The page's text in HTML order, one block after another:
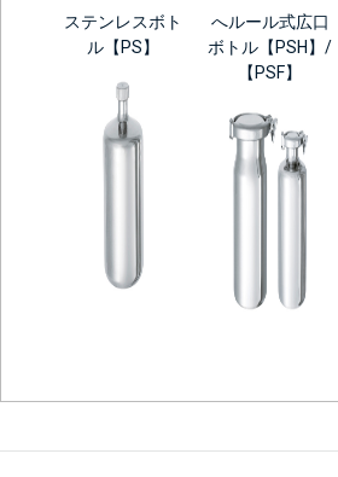
ステンレスボト
ル【PS】
へルール式広口
ボトル【PSH】/
【PSF】